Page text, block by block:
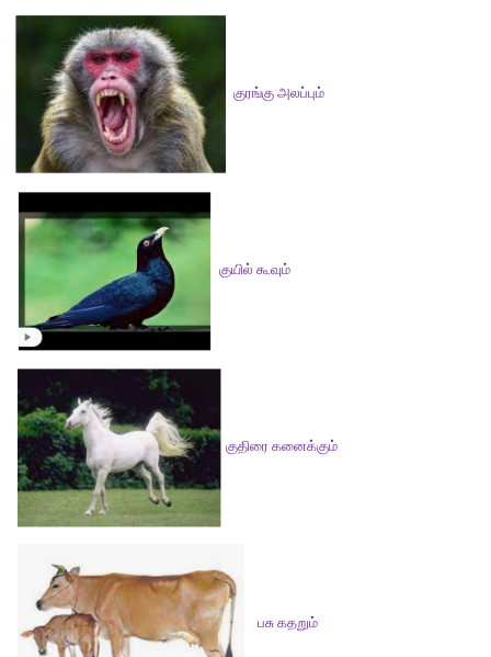
4. நம் விருப்பம் போல போக முடியாது அது என்ன பிரமாதம்
விடை : நம் விருப்பம் போல் போக முடியாது. அது என்ன பிரமாதம்?
5. நல்ல உணவு உனக்கும் கிடைக்கும் என்று சொன்னது
விடை : “நல்ல உணவு உனக்கு கிடைக்கும்” என்று சொன்னது.
விளையாடலாம், வாங்க!
சொன்னால் செய்வேன்!
குழந்தைகளை வட்டமாக ஓடவிட வேண்டும். ஆசிரியர் நடுவில்
ஆசிரியர் ஒரு பாடலைப் பாட வேண்டும். ஆசிரியர் பாடுவதை
எல்லாக் குழந்தைகளும் அப்படியே நிற்க வேண்டும். உடனே
விலங்கின் பெயரைச் சொல்ல, அந்த விலங்கு போல ஒலி எழுப்ப
பசு - என மா, மா என ஒலி எழுப்புதல், இவ்வாறு வேறு வேறு
செய்தல் வேண்டும்..